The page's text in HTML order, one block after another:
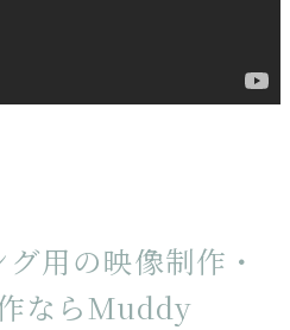
用の映像制作・
ならMuddy